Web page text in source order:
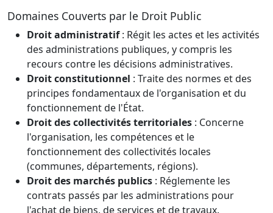
Domaines Couverts par le Droit Public
Droit administratif: Régit les actes et les activités
des administrations publiques, y compris les
recours contre les décisions administratives.
Droit constitutionnel : Traite des normes et des
principes fondamentaux de l'organisation et du
fonctionnement de l'État.
Droit des collectivités territoriales : Concerne
l'organisation, les compétences et le
fonctionnement des collectivités locales
(communes, départements, régions).
Droit des marchés publics : Réglemente les
contrats passés par les administrations pour
l'achat de biens, de services et de travaux.